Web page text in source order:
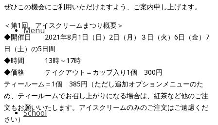
Menu
School
ぜひこの機会にご利用いただけますよう、ご案内申し上げます。
＜第1回 アイスクリームまつり概要＞
◆開催日 2021年8月1日（日）2日（月）３日（火）6日（金）7
日（土）の5日間
◆時間 13時～17時
◆価格 テイクアウト＝カップ入り1個 300円
ティールーム＝1個 385円（ただし追加オプションメニューのた
め、ティールームでお召し上がりになる場合は、紅茶など他のご注
文もお願いいたします。アイスクリームのみのご注文はご遠慮くだ
さい）